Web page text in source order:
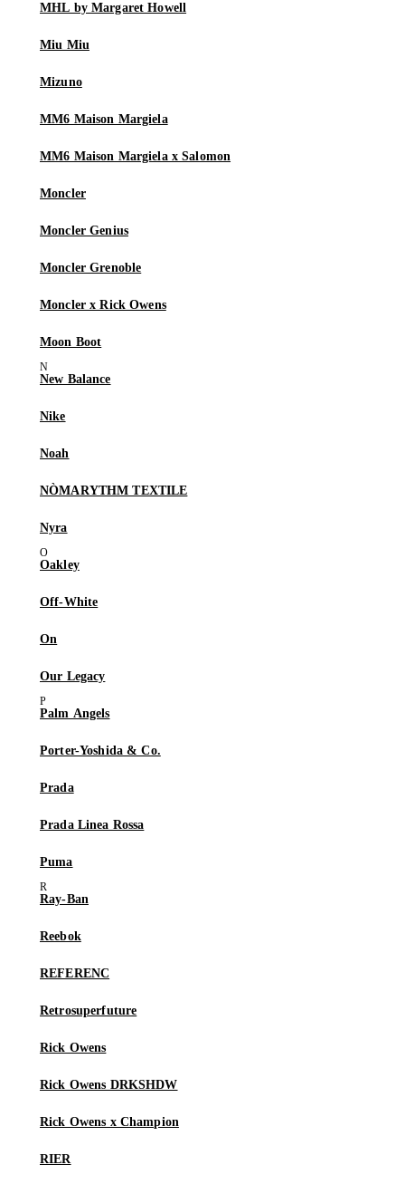
MHL by Margaret Howell
Miu Miu
Mizuno
MM6 Maison Margiela
MM6 Maison Margiela x Salomon
Moncler
Moncler Genius
Moncler Grenoble
Moncler x Rick Owens
Moon Boot
New Balance
Nike
Noah
NÒMARYTHM TEXTILE
Nyra
Oakley
Off-White
On
Our Legacy
Palm Angels
Porter-Yoshida & Co.
Prada
Prada Linea Rossa
Puma
Ray-Ban
Reebok
REFERENC
Retrosuperfuture
Rick Owens
Rick Owens DRKSHDW
Rick Owens x Champion
RIER